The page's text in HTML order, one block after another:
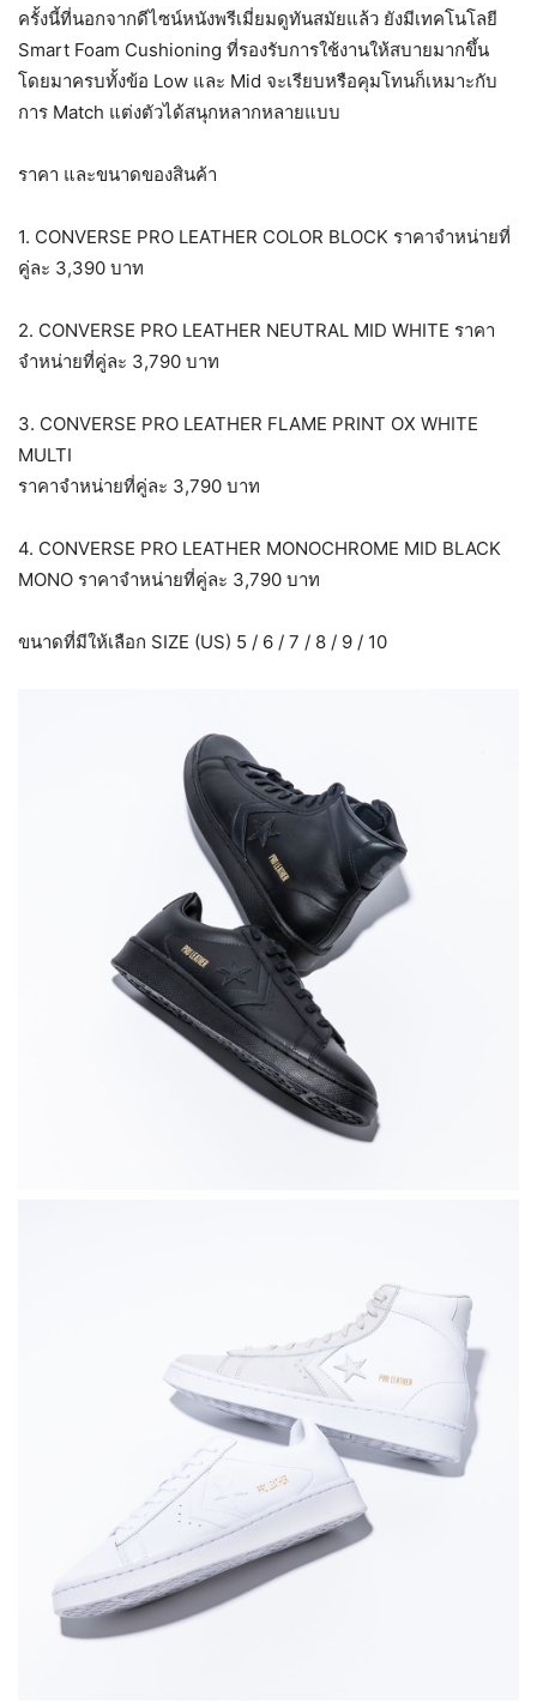
ครั้งนี้ที่นอกจากดีไซน์หนังพรีเมี่ยมดูทันสมัยแล้ว ยังมีเทคโนโลยี
Smart Foam Cushioning ที่รองรับการใช้งานให้สบายมากขึ้น
โดยมาครบทั้งข้อ Low และ Mid จะเรียบหรือคุมโทนก็เหมาะกับ
การ Match แต่งตัวได้สนุกหลากหลายแบบ
ราคา และขนาดของสินค้า
1. CONVERSE PRO LEATHER COLOR BLOCK ราคาจำหน่ายที่
คู่ละ 3,390 บาท
2. CONVERSE PRO LEATHER NEUTRAL MID WHITE ราคา
จำหน่ายที่คู่ละ 3,790 บาท
3. CONVERSE PRO LEATHER FLAME PRINT OX WHITE
MULTI
ราคาจำหน่ายที่คู่ละ 3,790 บาท
4. CONVERSE PRO LEATHER MONOCHROME MID BLACK
MONO ราคาจำหน่ายที่คู่ละ 3,790 บาท
ขนาดที่มีให้เลือก SIZE (US) 5 / 6 / 7 / 8 / 9 / 10